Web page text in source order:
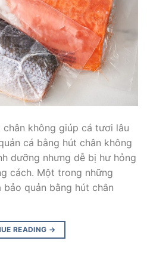
không giúp cá tươi lâu
cá bằng hút chân không
dưỡng nhưng dễ bị hư hỏng
cách. Một trong những
quản bằng hút chân
READING →